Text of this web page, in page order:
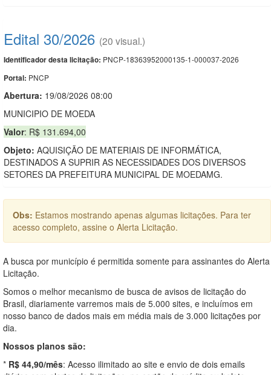
Edital 30/2026 (20 visual.)
Identificador desta licitação: PNCP-18363952000135-1-000037-2026
Portal: PNCP
Abertura: 19/08/2026 08:00
MUNICIPIO DE MOEDA
Valor: R$ 131.694,00
Objeto: AQUISIÇÃO DE MATERIAIS DE INFORMÁTICA,
DESTINADOS A SUPRIR AS NECESSIDADES DOS DIVERSOS
SETORES DA PREFEITURA MUNICIPAL DE MOEDAMG.
Obs: Estamos mostrando apenas algumas licitações. Para ter
acesso completo, assine o Alerta Licitação.
A busca por município é permitida somente para assinantes do Alerta
Licitação.
Somos o melhor mecanismo de busca de avisos de licitação do
Brasil, diariamente varremos mais de 5.000 sites, e incluímos em
nosso banco de dados mais em média mais de 3.000 licitações por
dia.
Nossos planos são:
* R$ 44,90/mês: Acesso ilimitado ao site e envio de dois emails